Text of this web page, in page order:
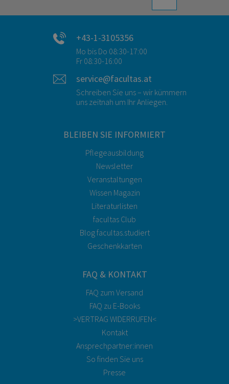
+43-1-3105356
Mo bis Do 08:30-17:00
Fr 08:30-16:00
service@facultas.at
Schreiben Sie uns – wir kümmern
uns zeitnah um Ihr Anliegen.
BLEIBEN SIE INFORMIERT
Pflegeausbildung
Newsletter
Veranstaltungen
Wissen Magazin
Literaturlisten
facultas Club
Blog facultas.studiert
Geschenkkarten
FAQ & KONTAKT
FAQ zum Versand
FAQ zu E-Books
>VERTRAG WIDERRUFEN<
Kontakt
Ansprechpartner:innen
So finden Sie uns
Presse